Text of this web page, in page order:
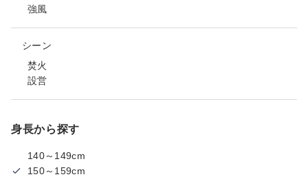
強風
シーン
焚火
設営
身長から探す
140～149cm
150～159cm